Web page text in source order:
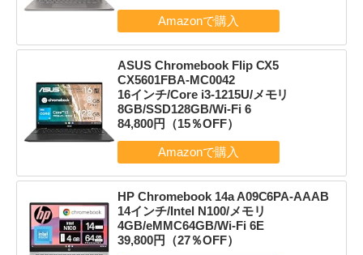
ASUS Chromebook Flip CX5
CX5601FBA-MC0042
16インチ/Core i3-1215U/メモリ
8GB/SSD128GB/Wi-Fi 6
84,800円（15％OFF）
HP Chromebook 14a A09C6PA-AAAB
14インチ/Intel N100/メモリ
4GB/eMMC64GB/Wi-Fi 6E
39,800円（27％OFF）